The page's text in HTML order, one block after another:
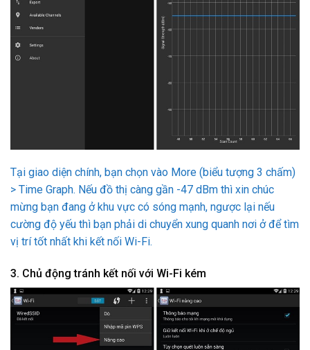
Tại giao diện chính, bạn chọn vào More (biểu tượng 3 chấm)
> Time Graph. Nếu đồ thị càng gần -47 dBm thì xin chúc
mừng bạn đang ở khu vực có sóng mạnh, ngược lại nếu
cường độ yếu thì bạn phải di chuyển xung quanh nơi ở để tìm
vị trí tốt nhất khi kết nối Wi-Fi.
3. Chủ động tránh kết nối với Wi-Fi kém